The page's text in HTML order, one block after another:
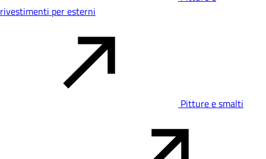
rivestimenti per esterni
Pitture e smalti